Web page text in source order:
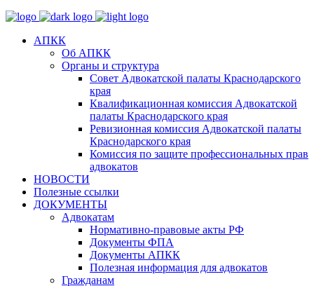
АПКК
Об АПКК
Органы и структура
Совет Адвокатской палаты Краснодарского
края
Квалификационная комиссия Адвокатской
палаты Краснодарского края
Ревизионная комиссия Адвокатской палаты
Краснодарского края
Комиссия по защите профессиональных прав
адвокатов
НОВОСТИ
Полезные ссылки
ДОКУМЕНТЫ
Адвокатам
Нормативно-правовые акты РФ
Документы ФПА
Документы АПКК
Полезная информация для адвокатов
Гражданам